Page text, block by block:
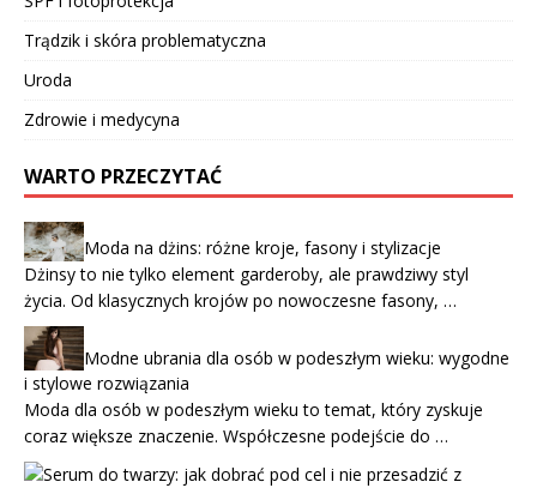
Trądzik i skóra problematyczna
Uroda
Zdrowie i medycyna
WARTO PRZECZYTAĆ
Moda na dżins: różne kroje, fasony i stylizacje
Dżinsy to nie tylko element garderoby, ale prawdziwy styl
życia. Od klasycznych krojów po nowoczesne fasony, …
Modne ubrania dla osób w podeszłym wieku: wygodne
i stylowe rozwiązania
Moda dla osób w podeszłym wieku to temat, który zyskuje
coraz większe znaczenie. Współczesne podejście do …